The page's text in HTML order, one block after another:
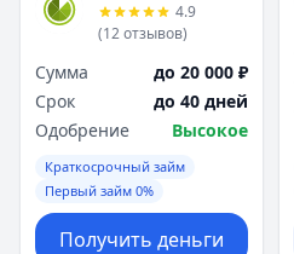
4.9
(12отзывов)
Сумма
до 20 000 ₽
Срок
до 40 дней
Одобрение
Высокое
Краткосрочный займ
Первый займ 0%
Получить деньги